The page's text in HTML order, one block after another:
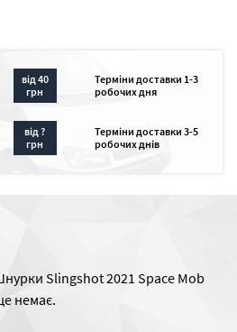
від 40
грн
Терміни доставки 1-3
робочих дня
від ?
грн
Терміни доставки 3-5
робочих днів
Slingshot 2021 Space Mob
немає.